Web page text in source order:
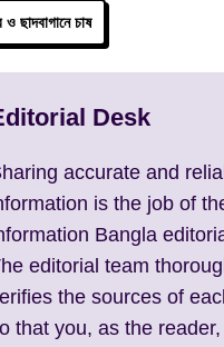
ও ছাদবাগানে চাষ
Desk
accurate and
is the job of
Bangla
editorial team
the sources of
that you, as the